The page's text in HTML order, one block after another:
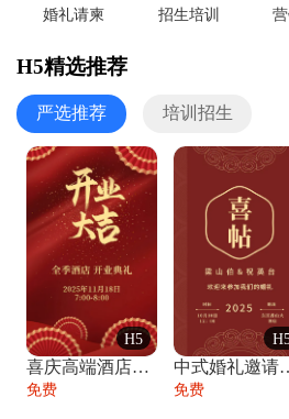
婚礼请柬 招生培训
H5精选推荐
严选推荐 培训招生
H5
喜庆高端酒店开业大吉邀请函
免费
中式婚礼邀请函
免费